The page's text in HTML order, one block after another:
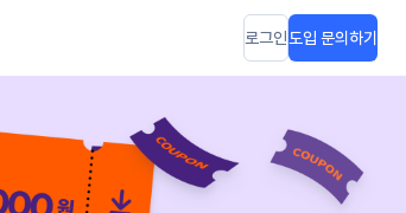
로그인 도입 문의하기